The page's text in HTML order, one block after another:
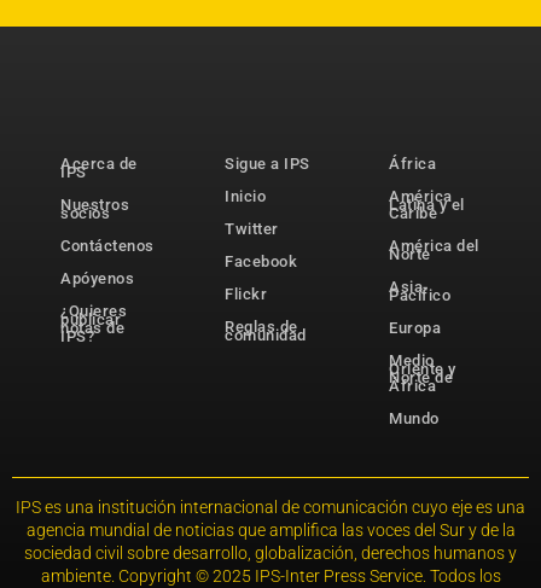
Acerca de
IPS
Nuestros
socios
Contáctenos
Apóyenos
¿Quieres
publicar
notas de
IPS?
Sigue a IPS
Inicio
Twitter
Facebook
Flickr
Reglas de
comunidad
África
América
Latina y el
Caribe
América del
Norte
Asia-
Pacífico
Europa
Medio
Oriente y
Norte de
África
Mundo
IPS es una institución internacional de comunicación cuyo eje es una
agencia mundial de noticias que amplifica las voces del Sur y de la
sociedad civil sobre desarrollo, globalización, derechos humanos y
ambiente. Copyright © 2025 IPS-Inter Press Service. Todos los